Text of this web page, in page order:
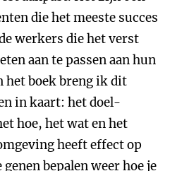
die het meeste succes
werkers die het verst
aan te passen aan hun
het boek breng ik dit
in kaart: het doel-
hoe, het wat en het
heeft effect op
genen bepalen weer hoe je